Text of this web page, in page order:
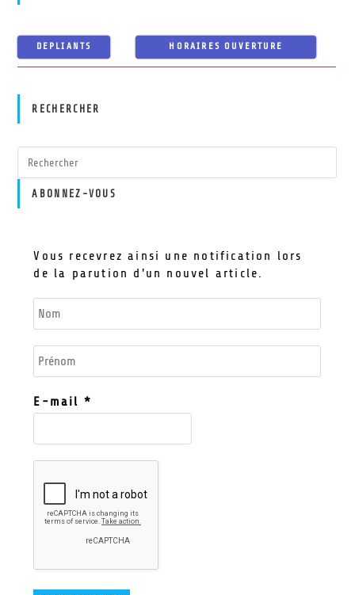
DEPLIANTS HORAIRES OUVERTURE
RECHERCHER
ABONNEZ-VOUS
Vous recevrez ainsi une notification lors
de la parution d'un nouvel article.
E-mail *